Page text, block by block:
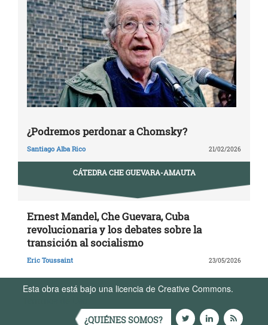
¿Podremos perdonar a Chomsky?
Santiago Alba Rico 21/02/2026
CÁTEDRA CHE GUEVARA-AMAUTA
Ernest Mandel, Che Guevara, Cuba
revolucionaria y los debates sobre la
transición al socialismo
Eric Toussaint 23/05/2026
Esta obra está bajo una licencia de Creative Commons.
¿QUIÉNES SOMOS?